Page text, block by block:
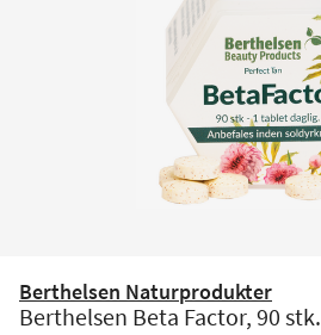
Berthelsen Naturprodukter
Berthelsen Beta Factor, 90 stk.